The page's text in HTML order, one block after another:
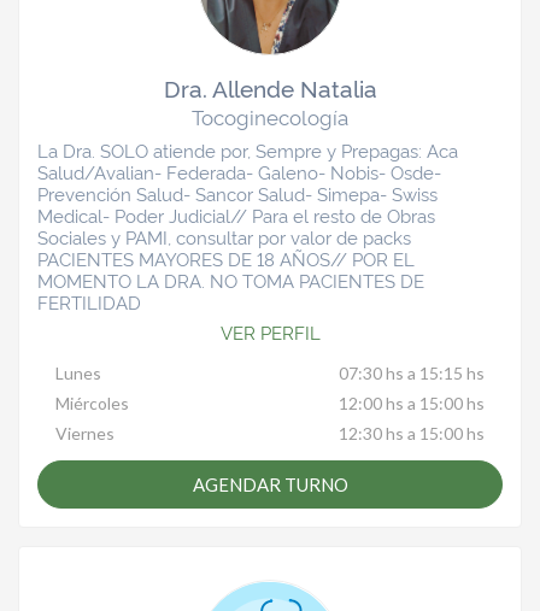
Dra. Allende Natalia
Tocoginecología
La Dra. SOLO atiende por, Sempre y Prepagas: Aca
Salud/Avalian- Federada- Galeno- Nobis- Osde-
Prevención Salud- Sancor Salud- Simepa- Swiss
Medical- Poder Judicial// Para el resto de Obras
Sociales y PAMI, consultar por valor de packs
PACIENTES MAYORES DE 18 AÑOS// POR EL
MOMENTO LA DRA. NO TOMA PACIENTES DE
FERTILIDAD
VER PERFIL
Lunes
07:30 hs a 15:15 hs
Miércoles
12:00 hs a 15:00 hs
Viernes
12:30 hs a 15:00 hs
AGENDAR TURNO